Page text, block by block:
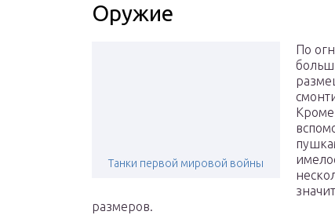
Оружие
Танки первой мировой войны
По
Кроме
размеров.